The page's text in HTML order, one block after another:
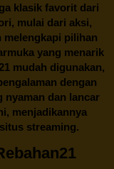
klasik favorit dari
mulai dari aksi,
melengkapi pilihan
yang menarik
mudah digunakan,
dengan
nyaman dan lancar
menjadikannya
streaming.